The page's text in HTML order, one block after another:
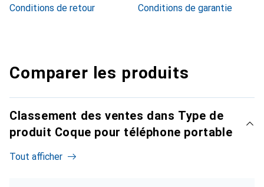
Conditions de retour
Conditions de garantie
Comparer les produits
Classement des ventes dans Type de
produit Coque pour téléphone portable
Tout afficher